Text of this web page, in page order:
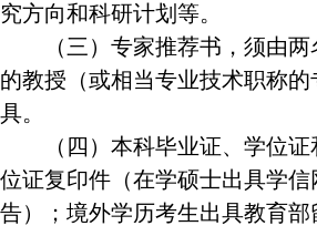
究方向和科研计划等。
（三）专家推荐书，须由
的教授（或相当专业技术职称的
具。
（四）本科毕业证、学位
位证复印件（在学硕士出具学
告）；境外学历考生出具教育部